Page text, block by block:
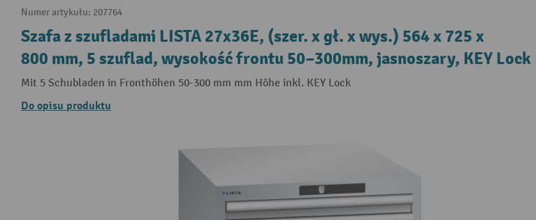
Numer artykułu: 207764
Szafa z szufladami LISTA 27x36E, (szer. x gł. x wys.) 564 x 725 x
800 mm, 5 szuflad, wysokość frontu 50–300mm, jasnoszary, KEY Lock
Mit 5 Schubladen in Fronthöhen 50-300 mm mm Höhe inkl. KEY Lock
Do opisu produktu